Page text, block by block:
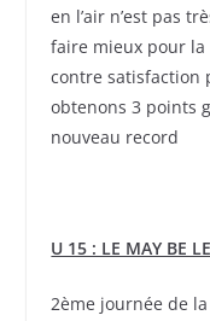
en l’air n’est pas
faire mieux pour la
contre satisfaction
obtenons 3 points
nouveau record
U 15 : LE MAY BE
2ème journée de